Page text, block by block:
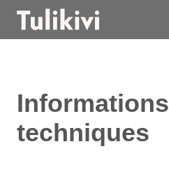
Informations
techniques